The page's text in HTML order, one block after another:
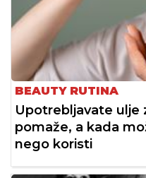
BEAUTY RUTINA
Upotrebljavate ulje
pomaže, a kada
nego koristi